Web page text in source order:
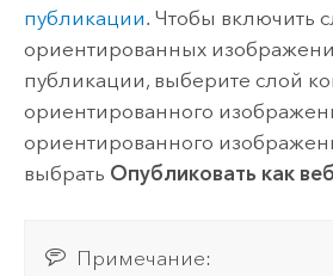
публикации. Чтобы включить
ориентированных
публикации, выберите слой
ориентированного
ориентированного
выбрать Опубликовать как
Примечание: